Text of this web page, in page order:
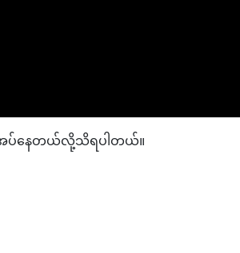
အပ်နေတယ်လို့သိရပါတယ်။